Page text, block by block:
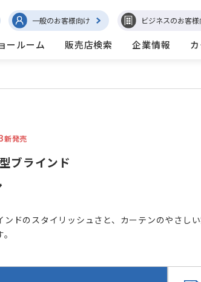
ールーム 販売店検索 企業情報
一般のお客様向け ビジネスのお客様
新発売
ブラインド
ンドのスタイリッシュさと、カーテンのやさし